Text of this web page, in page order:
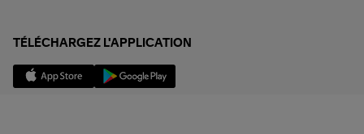
TÉLÉCHARGEZ L'APPLICATION